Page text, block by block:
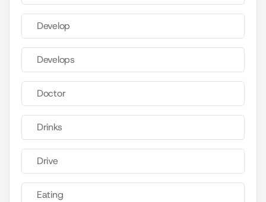
Develop
Develops
Doctor
Drinks
Drive
Eating